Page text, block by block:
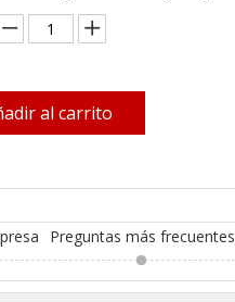
al carrito
Preguntas más frecuentes